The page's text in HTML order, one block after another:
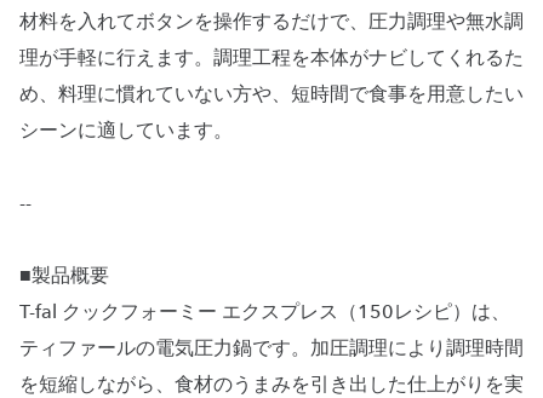
材料を入れてボタンを操作するだけで、圧力調理や無水調
理が手軽に行えます。調理工程を本体がナビしてくれるた
め、料理に慣れていない方や、短時間で食事を用意したい
シーンに適しています。
--
■製品概要
T-fal クックフォーミー エクスプレス（150レシピ）は、
ティファールの電気圧力鍋です。加圧調理により調理時間
を短縮しながら、食材のうまみを引き出した仕上がりを実